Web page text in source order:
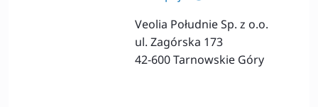
Veolia Południe Sp. z o.o.
ul. Zagórska 173
42-600 Tarnowskie Góry